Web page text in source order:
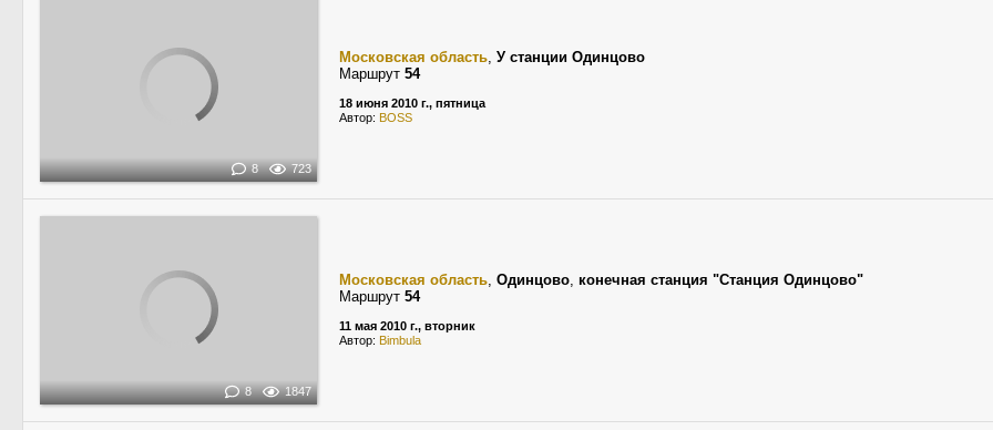
8 723
Московская область, У станции Одинцово
Маршрут 54
18 июня 2010 г., пятница
Автор: BOSS
8 1847
Московская область, Одинцово, конечная станция "Станция Одинцово"
Маршрут 54
11 мая 2010 г., вторник
Автор: Bimbula